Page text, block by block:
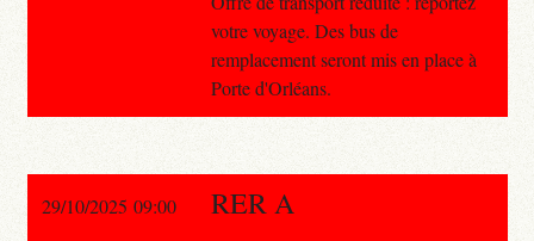
votre voyage. Des bus de
remplacement seront mis en place à
Porte d'Orléans.
29/10/2025 09:00 RER A